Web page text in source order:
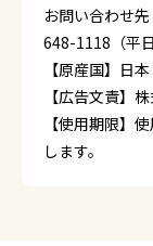
お問い合わせ
648-1118（平
【原産国】日本
【広告文責】
【使用期限】
します。